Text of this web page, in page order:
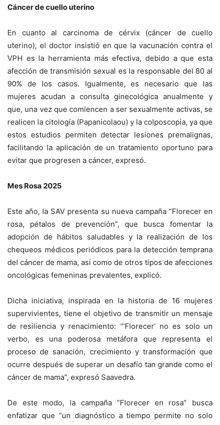
Cáncer de cuello uterino
En cuanto al carcinoma de cérvix (cáncer de cuello
uterino), el doctor insistió en que la vacunación contra el
VPH es la herramienta más efectiva, debido a que esta
afección de transmisión sexual es la responsable del 80 al
90% de los casos. Igualmente, es necesario que las
mujeres acudan a consulta ginecológica anualmente y
que, una vez que comiencen a ser sexualmente activas, se
realicen la citología (Papanicolaou) y la colposcopia, ya que
estos estudios permiten detectar lesiones premalignas,
facilitando la aplicación de un tratamiento oportuno para
evitar que progresen a cáncer, expresó.
Mes Rosa 2025
Este año, la SAV presenta su nueva campaña “Florecer en
rosa, pétalos de prevención”, que busca fomentar la
adopción de hábitos saludables y la realización de los
chequeos médicos periódicos para la detección temprana
del cáncer de mama, así como de otros tipos de afecciones
oncológicas femeninas prevalentes, explicó.
Dicha iniciativa, inspirada en la historia de 16 mujeres
supervivientes, tiene el objetivo de transmitir un mensaje
de resiliencia y renacimiento: “‘Florecer’ no es solo un
verbo, es una poderosa metáfora que representa el
proceso de sanación, crecimiento y transformación que
ocurre después de superar un desafío tan grande como el
cáncer de mama”, expresó Saavedra.
De este modo, la campaña “Florecer en rosa” busca
enfatizar que “un diagnóstico a tiempo permite no solo